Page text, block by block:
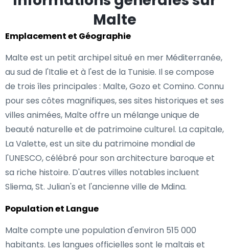
Malte
Emplacement et Géographie
Malte est un petit archipel situé en mer Méditerranée,
au sud de l'Italie et à l'est de la Tunisie. Il se compose
de trois îles principales : Malte, Gozo et Comino. Connu
pour ses côtes magnifiques, ses sites historiques et ses
villes animées, Malte offre un mélange unique de
beauté naturelle et de patrimoine culturel. La capitale,
La Valette, est un site du patrimoine mondial de
l'UNESCO, célébré pour son architecture baroque et
sa riche histoire. D'autres villes notables incluent
Sliema, St. Julian's et l'ancienne ville de Mdina.
Population et Langue
Malte compte une population d'environ 515 000
habitants. Les langues officielles sont le maltais et